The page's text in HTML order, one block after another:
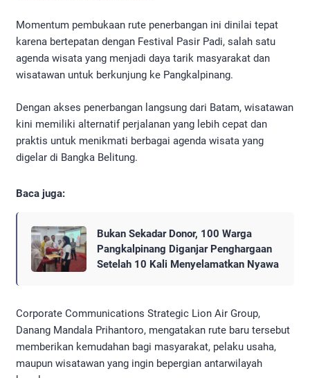
Momentum pembukaan rute penerbangan ini dinilai tepat
karena bertepatan dengan Festival Pasir Padi, salah satu
agenda wisata yang menjadi daya tarik masyarakat dan
wisatawan untuk berkunjung ke Pangkalpinang.
Dengan akses penerbangan langsung dari Batam, wisatawan
kini memiliki alternatif perjalanan yang lebih cepat dan
praktis untuk menikmati berbagai agenda wisata yang
digelar di Bangka Belitung.
Baca juga:
Bukan Sekadar Donor, 100 Warga
Pangkalpinang Diganjar Penghargaan
Setelah 10 Kali Menyelamatkan Nyawa
Corporate Communications Strategic Lion Air Group,
Danang Mandala Prihantoro, mengatakan rute baru tersebut
memberikan kemudahan bagi masyarakat, pelaku usaha,
maupun wisatawan yang ingin bepergian antarwilayah